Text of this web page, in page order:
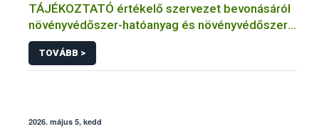
TÁJÉKOZTATÓ értékelő szervezet bevonásáról
növényvédőszer-hatóanyag és növényvédőszer
engedélyezésére, továbbá a meglévő engedély
meghosszabbítására vagy módosítására irányuló
eljárásba
TOVÁBB >
2026. május 5, kedd